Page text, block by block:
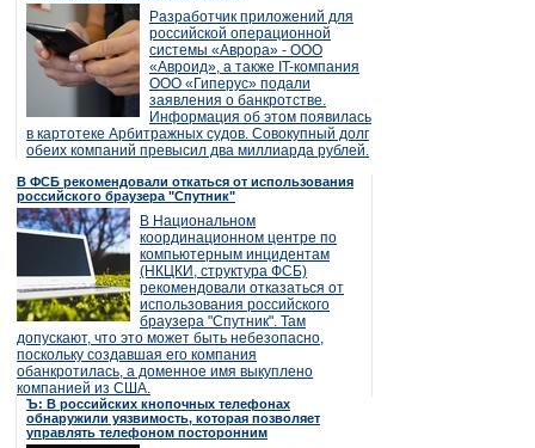
Разработчик приложений для
российской операционной
системы «Аврора» - ООО
«Авроид», а также IT-компания
ООО «Гиперус» подали
заявления о банкротстве.
Информация об этом появилась
в картотеке Арбитражных судов. Совокупный долг
обеих компаний превысил два миллиарда рублей.
В ФСБ рекомендовали откаться от использования
российского браузера "Спутник"
В Национальном
координационном центре по
компьютерным инцидентам
(НКЦКИ, структура ФСБ)
рекомендовали отказаться от
использования российского
браузера "Спутник". Там
допускают, что это может быть небезопасно,
поскольку создавшая его компания
обанкротилась, а доменное имя выкуплено
компанией из США.
Ъ: В российских кнопочных телефонах
обнаружили уязвимость, которая позволяет
управлять телефоном посторонним